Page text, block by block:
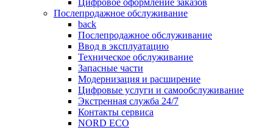
Цифровое оформление заказов
Послепродажное обслуживание
back
Послепродажное обслуживание
Ввод в эксплуатацию
Техническое обслуживание
Запасные части
Модернизация и расширение
Цифровые услуги и самообслуживание
Экстренная служба 24/7
Контакты сервиса
NORD ECO